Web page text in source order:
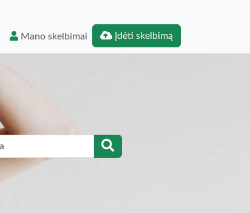
Mano skelbimai Įdėti skelbimą